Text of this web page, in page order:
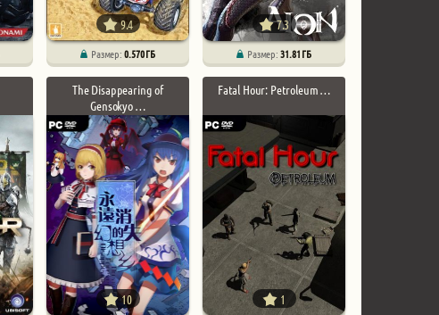
9.4
Размер:0.570 ГБ
7.3
Размер:31.81 ГБ
The Disappearing of
Gensokyo …
10
Fatal Hour: Petroleum …
1